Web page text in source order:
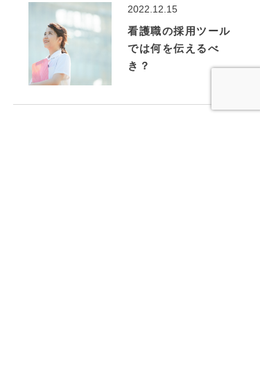
2022.12.15
看護職の採用ツール
では何を伝えるべ
き？